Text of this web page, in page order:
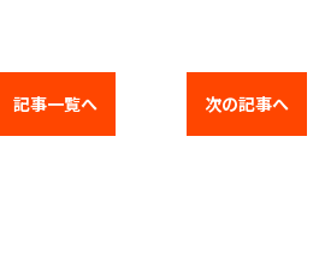
記事一覧へ 次の記事へ